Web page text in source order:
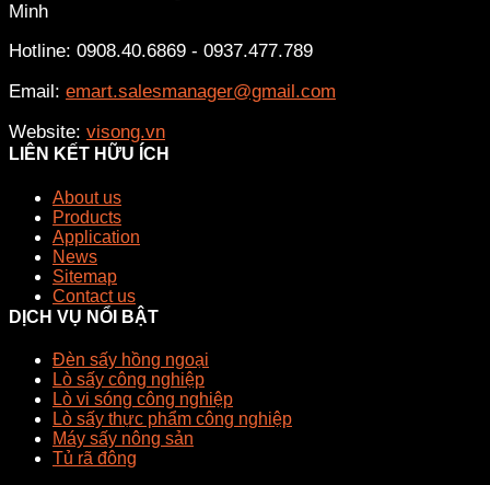
Minh
Hotline: 0908.40.6869 - 0937.477.789
Email: emart.salesmanager@gmail.com
Website: visong.vn
LIÊN KẾT HỮU ÍCH
About us
Products
Application
News
Sitemap
Contact us
DỊCH VỤ NỔI BẬT
Đèn sấy hồng ngoại
Lò sấy công nghiệp
Lò vi sóng công nghiệp
Lò sấy thực phẩm công nghiệp
Máy sấy nông sản
Tủ rã đông